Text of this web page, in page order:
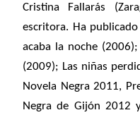
Cristina Fallarás
escritora. Ha
acaba la noche
(2009); Las niñas
Novela Negra 2011,
Negra de Gijón 2012